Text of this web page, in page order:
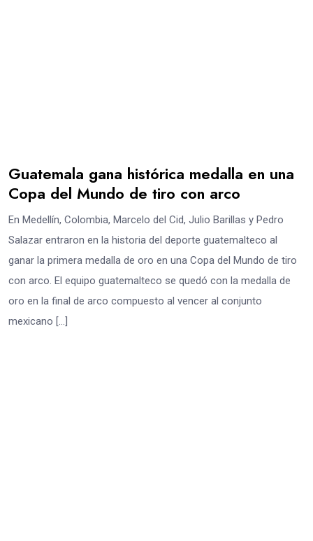
Guatemala gana histórica medalla en una
Copa del Mundo de tiro con arco
En Medellín, Colombia, Marcelo del Cid, Julio Barillas y Pedro
Salazar entraron en la historia del deporte guatemalteco al
ganar la primera medalla de oro en una Copa del Mundo de tiro
con arco. El equipo guatemalteco se quedó con la medalla de
oro en la final de arco compuesto al vencer al conjunto
mexicano […]